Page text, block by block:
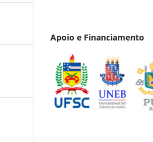
Apoio e Financiamento